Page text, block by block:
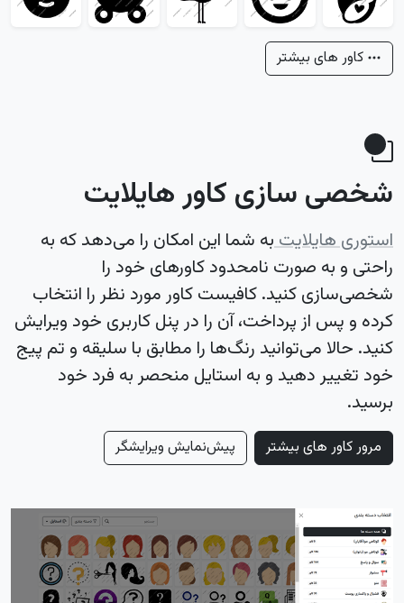
کاور های بیشتر
شخصی سازی کاور هایلایت
استوری هایلایتبه شما این امکان را می‌دهد که به
راحتی و به صورت نامحدود کاورهای خود را
شخصی‌سازی کنید. کافیست کاور مورد نظر را انتخاب
کرده و پس از پرداخت، آن را در پنل کاربری خود ویرایش
کنید. حالا می‌توانید رنگ‌ها را مطابق با سلیقه و تم پیج
خود تغییر دهید و به استایل منحصر به فرد خود
برسید.
مرور کاور های بیشتر پیش‌نمایش ویرایشگر